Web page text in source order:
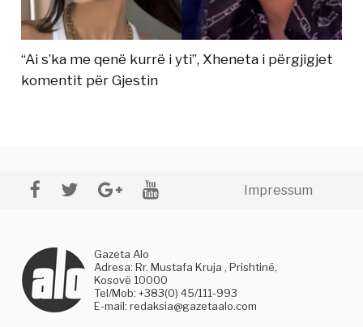
“Ai s’ka me qenë kurrë i yti”, Xheneta i përgjigjet
komentit për Gjestin
Impressum
Gazeta Alo
Adresa: Rr. Mustafa Kruja , Prishtinë,
Kosovë 10000
Tel/Mob: +383(0) 45/111-993
E-mail:redaksia@gazetaalo.com